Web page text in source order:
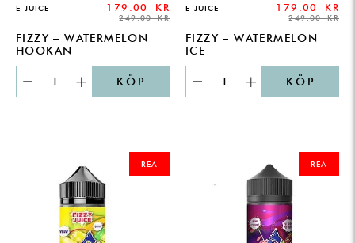
E-JUICE
249.00KR
179.00 KR
FIZZY – WATERMELON
HOOKAN
KÖP
E-JUICE
249.00KR
179.00 KR
FIZZY – WATERMELON
ICE
KÖP
REA
249.00 KR.
179.00 KR.
REA
WAS:
249.00 KR.
IS:
179.00 KR.